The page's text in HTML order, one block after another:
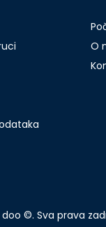
O
©. Sva prava